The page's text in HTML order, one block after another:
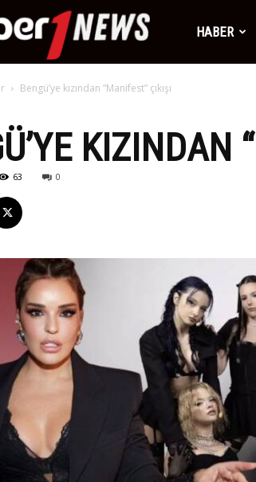
Number1
News
HABER
Bengü’ye kızından “Manifest” çıkışı
KIZINDAN
63 0